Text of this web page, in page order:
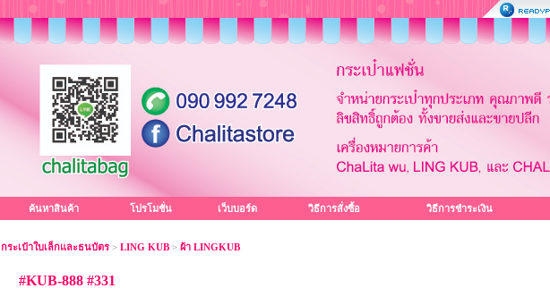
ค้นหาสินค้า โปรโมชั่น เว็บบอร์ด วิธีการสั่งซื้อ วิธีการชำระเงิน
กระเป๋าใบเล็กและธนบัตร > LING KUB > ผ้า LINGKUB
#KUB-888 #331